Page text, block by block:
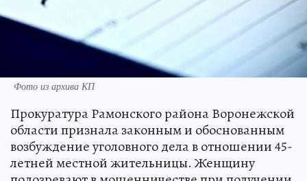
Фото из архива КП
Прокуратура Рамонского района Воронежской
области признала законным и обоснованным
возбуждение уголовного дела в отношении 45-
летней местной жительницы. Женщину